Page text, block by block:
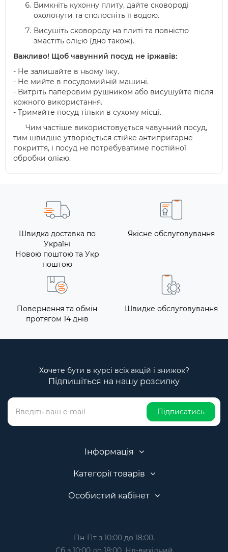
Вимкніть кухонну плиту, дайте сковороді
охолонути та сполосніть її водою.
Висушіть сковороду на плиті та повністю
змастіть олією (дно також).
Важливо! Щоб чавунний посуд не іржавів:
- Не залишайте в ньому їжу.
- Не мийте в посудомийній машині.
- Витріть паперовим рушником або висушуйте після
кожного використання.
- Тримайте посуд тільки в сухому місці.
Чим частіше використовується чавунний посуд,
тим швидше утворюється стійке антипригарне
покриття, і посуд не потребуватиме постійної
обробки олією.
Швидка доставка по
Україні
Новою поштою та Укр
поштою
Якісне обслуговування
Повернення та обмін
протягом 14 днів
Швидке обслуговування
Хочете бути в курсі всіх акцій і знижок?
Підпишіться на нашу розсилку
Підписатись
Інформація
Категорії товарів
Особистий кабінет
Пн-Пт з 10:00 до 18:00,